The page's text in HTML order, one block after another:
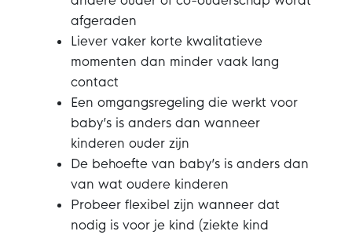
afgeraden
Liever vaker korte kwalitatieve
momenten dan minder vaak lang
contact
Een omgangsregeling die werkt voor
baby’s is anders dan wanneer
kinderen ouder zijn
De behoefte van baby’s is anders dan
van wat oudere kinderen
Probeer flexibel zijn wanneer dat
nodig is voor je kind (ziekte kind